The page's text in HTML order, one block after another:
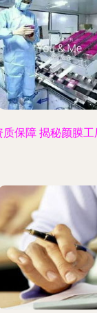
保障 揭秘颜膜